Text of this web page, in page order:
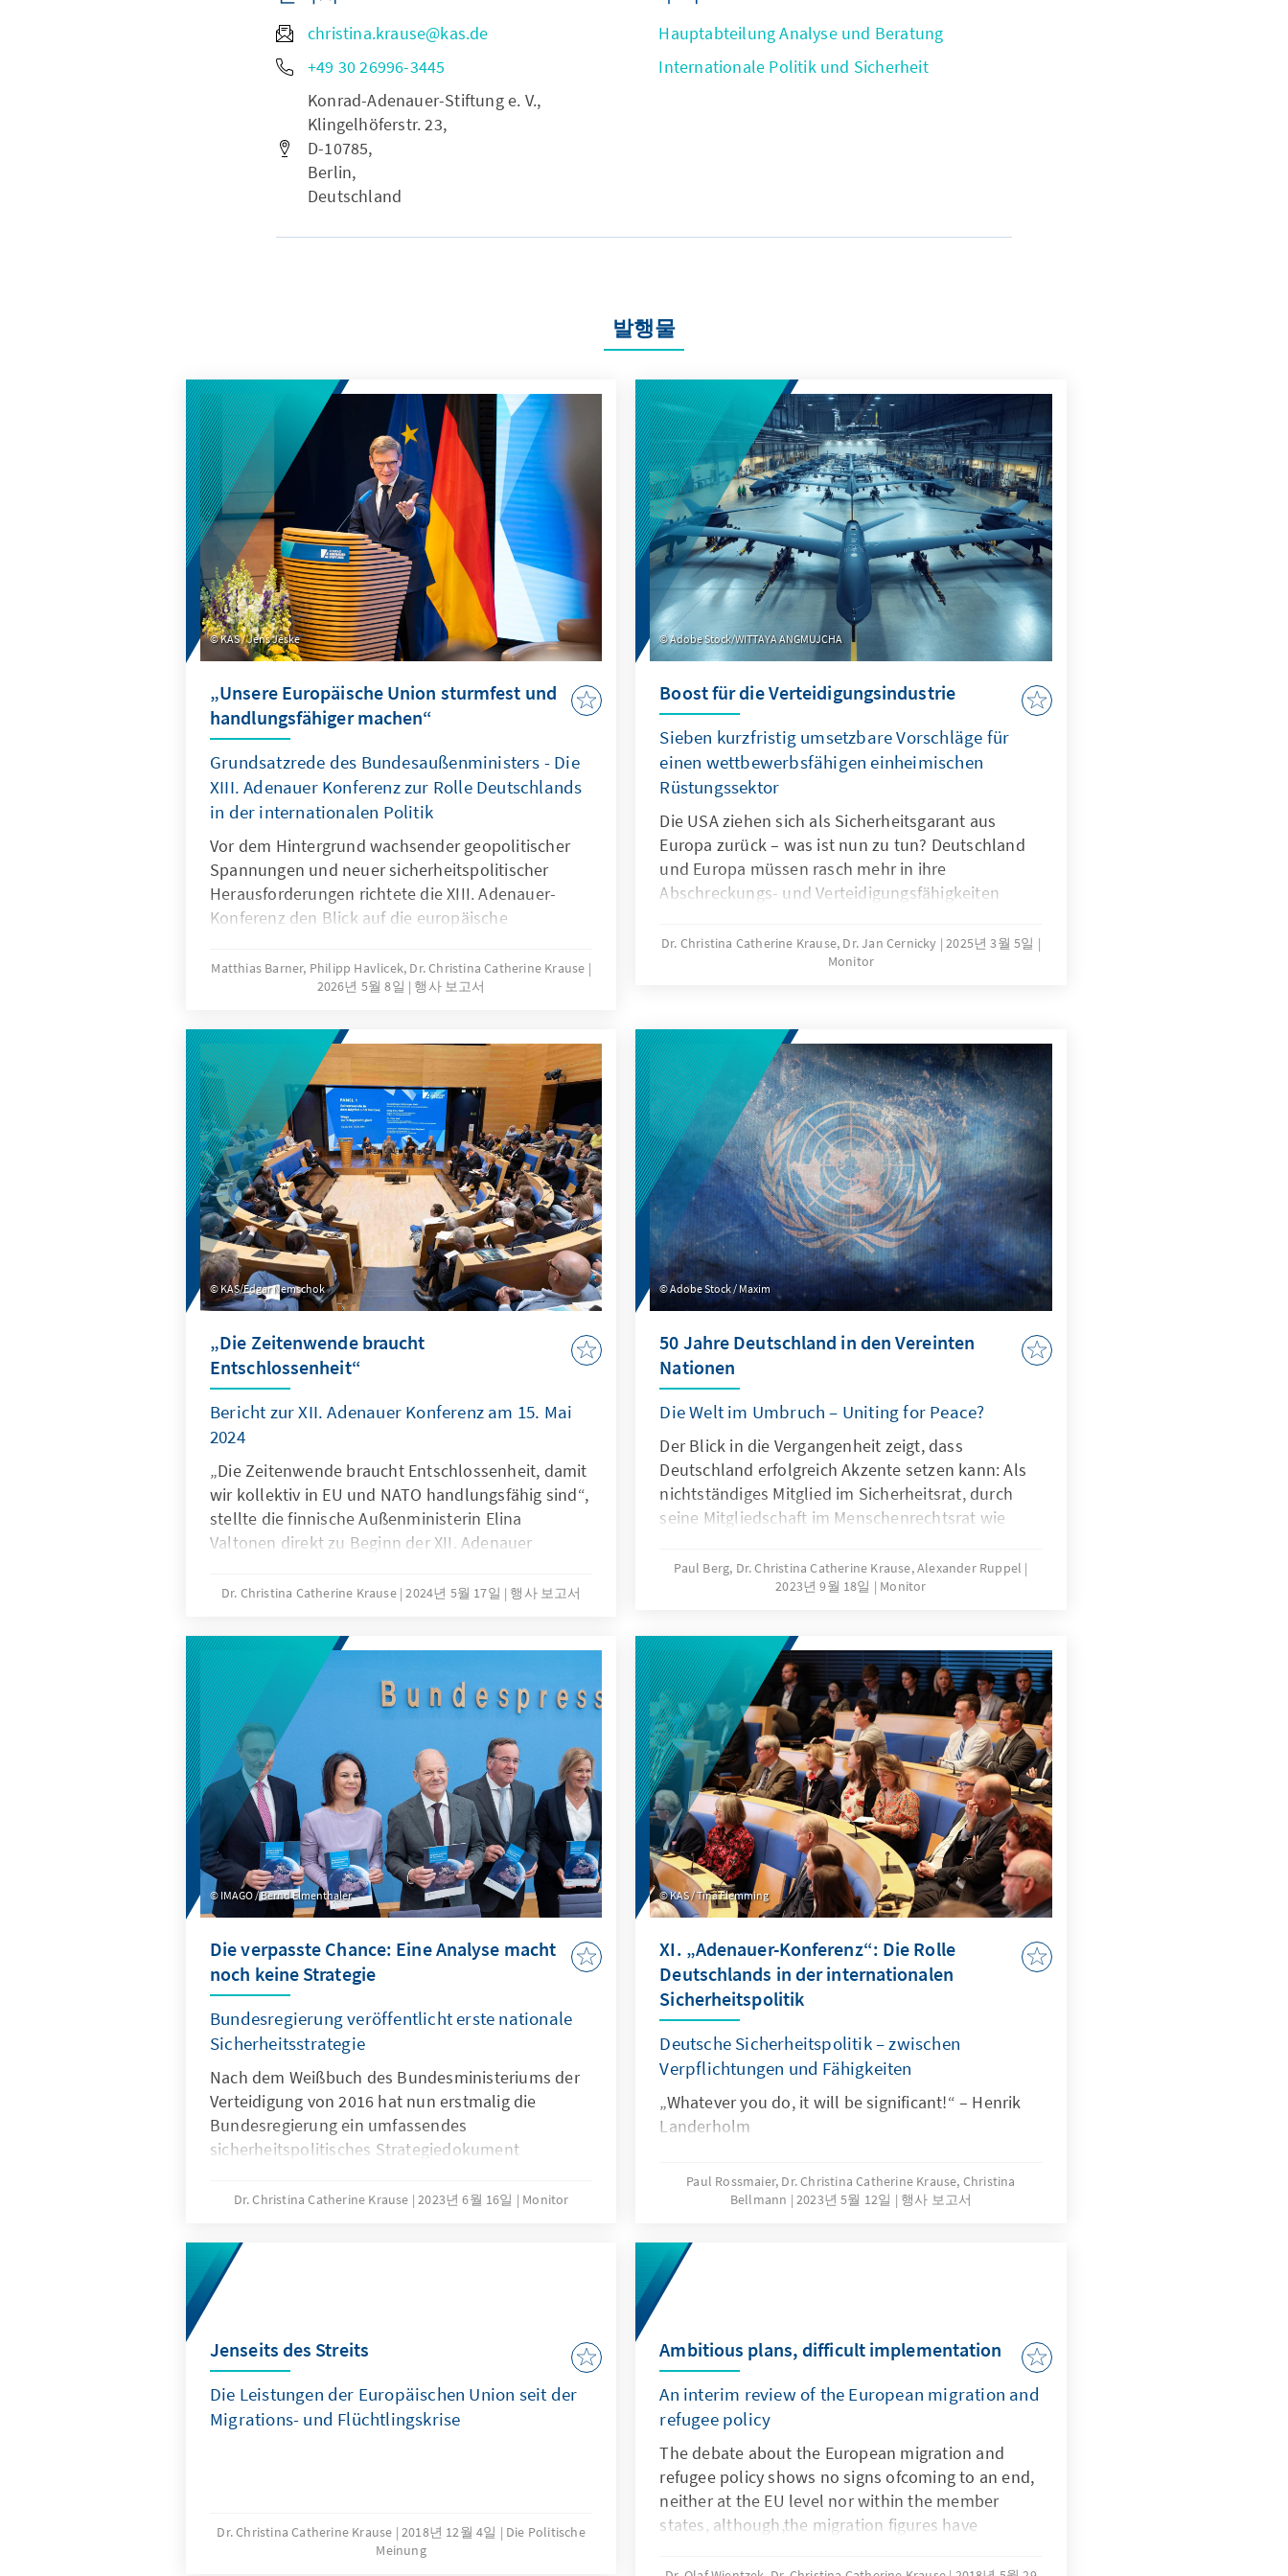
christina.krause@kas.de
+49 30 26996-3445
Konrad-Adenauer-Stiftung e. V.,
Klingelhöferstr. 23,
D-10785,
Berlin,
Deutschland
Hauptabteilung Analyse und Beratung
Internationale Politik und Sicherheit
발행물
KAS / Jens Jeske
„Unsere Europäische Union sturmfest und
handlungsfähiger machen“
Grundsatzrede des Bundesaußenministers - Die
XIII. Adenauer Konferenz zur Rolle Deutschlands
in der internationalen Politik
Vor dem Hintergrund wachsender geopolitischer
Spannungen und neuer sicherheitspolitischer
Herausforderungen richtete die XIII. Adenauer-
Konferenz den Blick auf die europäische
Ausrichtung deutscher Außenpolitik. Zugleich
markierte sie das erste Amtsjahr von
für eine außenpolitische Grundsatzrede.
Matthias Barner, Philipp Havlicek, Dr. Christina Catherine Krause
2026년 5월 8일
행사 보고서
Adobe Stock/WITTAYA ANGMUJCHA
Boost für die Verteidigungsindustrie
Sieben kurzfristig umsetzbare Vorschläge für
einen wettbewerbsfähigen einheimischen
Rüstungssektor
Die USA ziehen sich als Sicherheitsgarant aus
Europa zurück – was ist nun zu tun? Deutschland
und Europa müssen rasch mehr in ihre
Abschreckungs- und Verteidigungsfähigkeiten
Sektoren, die für die Produktion von
Rüstungsgütern gebraucht werden, über weltweit
sich viele dieser Sektoren aktuell in der Krise und
verfügen über freie Kapazitäten. Die Studie
unterbreitet Vorschläge, wie diese Potenziale
schnell und effektiv gehoben werden können.
Dr. Christina Catherine Krause, Dr. Jan Cernicky 2025년 3월 5일
Monitor
KAS/Edgar Nemschok
„Die Zeitenwende braucht
Entschlossenheit“
Bericht zur XII. Adenauer Konferenz am 15. Mai
2024
„Die Zeitenwende braucht Entschlossenheit, damit
wir kollektiv in EU und NATO handlungsfähig sind“,
stellte die finnische Außenministerin Elina
Valtonen direkt zu Beginn der XII. Adenauer
Dr. Christina Catherine Krause 2024년 5월 17일 행사 보고서
Adobe Stock / Maxim
50 Jahre Deutschland in den Vereinten
Nationen
Die Welt im Umbruch – Uniting for Peace?
Der Blick in die Vergangenheit zeigt, dass
Deutschland erfolgreich Akzente setzen kann: Als
nichtständiges Mitglied im Sicherheitsrat, durch
seine Mitgliedschaft im Menschenrechtsrat wie
Initiative, die Vermittlung zwischen dem Iran und
Irak in den 1980er Jahren, die Beteiligung an
Eintreten für den Internationalen Strafgerichtshof
oder für ein Ukraine-Sondertribunal, alles sind
wichtige Schritte, um die Zukunft auf diesem
Planeten sicherer, friedlicher und nachhaltiger zu
gestalten.
Paul Berg, Dr. Christina Catherine Krause, Alexander Ruppel
2023년 9월 18일
Monitor
IMAGO / Bernd Elmenthaler
Die verpasste Chance: Eine Analyse macht
noch keine Strategie
Bundesregierung veröffentlicht erste nationale
Sicherheitsstrategie
Nach dem Weißbuch des Bundesministeriums der
Verteidigung von 2016 hat nun erstmalig die
Bundesregierung ein umfassendes
sicherheitspolitisches Strategiedokument
Federführung, weitere Bundesministerien, wie auch
Entstehungsprozess eingebunden. Die am 14. Juni
2023 veröffentlichte Nationale Sicherheitsstrategie
fällt in eine Zeit multipler Krisen und Konflikte:
richtet seine Aggressionen gegen die gesamte freie
demokratische Welt. Erfüllt die alle Ziele?
Dr. Christina Catherine Krause 2023년 6월 16일 Monitor
KAS / Tina Flemming
XI. „Adenauer-Konferenz“: Die Rolle
Deutschlands in der internationalen
Sicherheitspolitik
Deutsche Sicherheitspolitik – zwischen
Verpflichtungen und Fähigkeiten
„Whatever you do, it will be significant!“ – Henrik
Landerholm
Paul Rossmaier, Dr. Christina Catherine Krause, Christina
Bellmann
2023년 5월 12일 행사 보고서
Jenseits des Streits
Die Leistungen der Europäischen Union seit der
Migrations-­ und Flüchtlingskrise
Dr. Christina Catherine Krause 2018년 12월 4일
Die Politische
Meinung
Ambitious plans, difficult implementation
An interim review of the European migration and
refugee policy
The debate about the European migration and
refugee policy shows no signs ofcoming to an end,
neither at the EU level nor within the member
states, although,the migration figures have